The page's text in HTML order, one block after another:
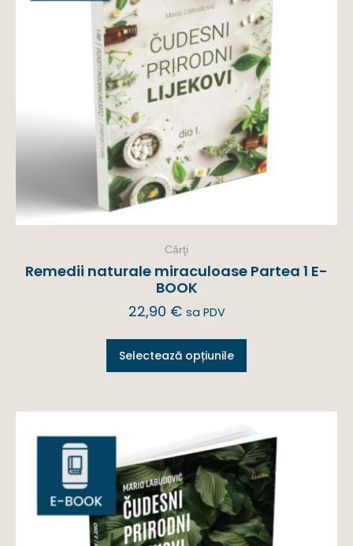
Cărţi
Remedii naturale miraculoase Partea 1 E-
BOOK
22,90 € sa PDV
Selectează opțiunile